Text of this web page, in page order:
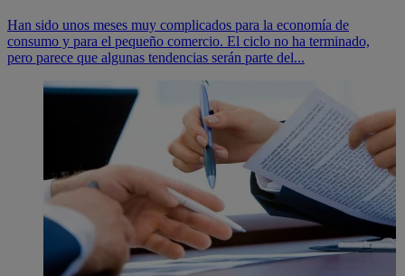
Han sido unos meses muy complicados para la economía de
consumo y para el pequeño comercio. El ciclo no ha terminado,
pero parece que algunas tendencias serán parte del...